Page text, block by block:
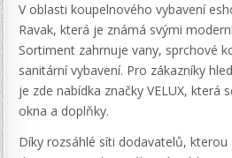
V oblasti koupelnového vybavení
Ravak, která je známá svými
Sortiment zahrnuje vany, sprchové
sanitární vybavení. Pro zákazníky
je zde nabídka značky VELUX, která
okna a doplňky.
Díky rozsáhlé síti dodavatelů,